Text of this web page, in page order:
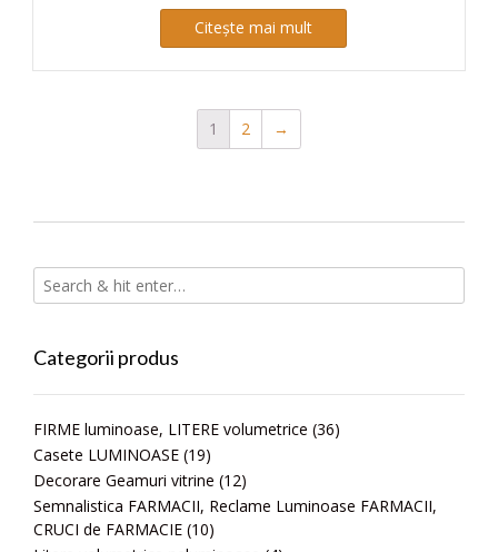
Citește mai mult
1 2 →
Categorii produs
FIRME luminoase, LITERE volumetrice (36)
Casete LUMINOASE (19)
Decorare Geamuri vitrine (12)
Semnalistica FARMACII, Reclame Luminoase FARMACII,
CRUCI de FARMACIE (10)